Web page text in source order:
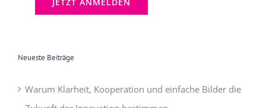
Zukunft der Innovation bestimmen